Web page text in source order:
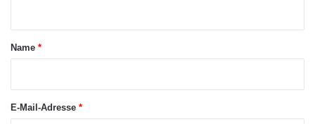
Auslandsaufenthalten entfallen so
der Anrechnung von im Ausland erbrachten
Studienleistungen.
aName *
E-Mail-Adresse *